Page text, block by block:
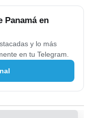
Panamá en
y lo más
en tu Telegram.